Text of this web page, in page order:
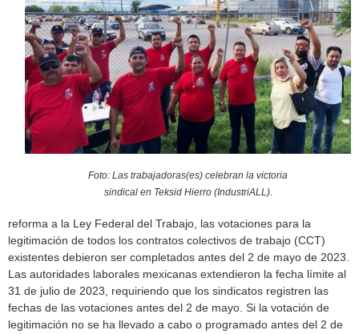
Foto: Las trabajadoras(es) celebran la victoria
sindical en Teksid Hierro (IndustriALL).
reforma a la Ley Federal del Trabajo, las votaciones para la
legitimación de todos los contratos colectivos de trabajo (CCT)
existentes debieron ser completados antes del 2 de mayo de 2023.
Las autoridades laborales mexicanas extendieron la fecha límite al
31 de julio de 2023, requiriendo que los sindicatos registren las
fechas de las votaciones antes del 2 de mayo. Si la votación de
legitimación no se ha llevado a cabo o programado antes del 2 de
f
o
r
m